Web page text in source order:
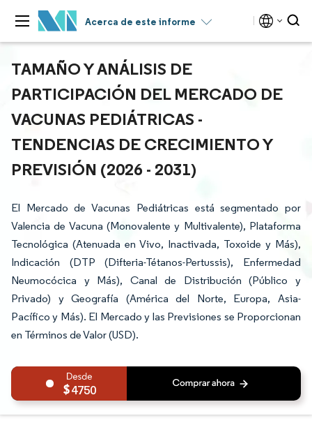
Acerca de este informe
TAMAÑO Y ANÁLISIS DE
PARTICIPACIÓN DEL MERCADO DE
VACUNAS PEDIÁTRICAS -
TENDENCIAS DE CRECIMIENTO Y
PREVISIÓN (2026 - 2031)
El Mercado de Vacunas Pediátricas está segmentado por
Valencia de Vacuna (Monovalente y Multivalente), Plataforma
Tecnológica (Atenuada en Vivo, Inactivada, Toxoide y Más),
Indicación (DTP (Difteria-Tétanos-Pertussis), Enfermedad
Neumocócica y Más), Canal de Distribución (Público y
Privado) y Geografía (América del Norte, Europa, Asia-
Pacífico y Más). El Mercado y las Previsiones se Proporcionan
en Términos de Valor (USD).
4750